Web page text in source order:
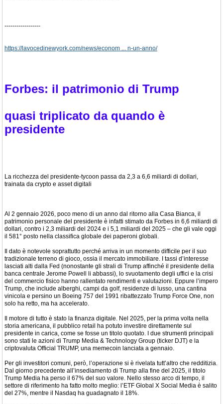
------------------
https://lavocedinewyork.com/news/econom ... n-un-anno/
Forbes: il patrimonio di Trump
quasi triplicato da quando è
presidente
La ricchezza del presidente-tycoon passa da 2,3 a 6,6 miliardi di dollari,
trainata da crypto e asset digitali
Al 2 gennaio 2026, poco meno di un anno dal ritorno alla Casa Bianca, il
patrimonio personale del presidente è infatti stimato da Forbes in 6,6 miliardi di
dollari, contro i 2,3 miliardi del 2024 e i 5,1 miliardi del 2025 – che gli vale oggi
il 581° posto nella classifica globale dei paperoni globali.
Il dato è notevole soprattutto perché arriva in un momento difficile per il suo
tradizionale terreno di gioco, ossia il mercato immobiliare. I tassi d’interesse
lasciati alti dalla Fed (nonostante gli strali di Trump affinché il presidente della
banca centrale Jerome Powell li abbassi), lo svuotamento degli uffici e la crisi
del commercio fisico hanno rallentato rendimenti e valutazioni. Eppure l’impero
Trump, che include alberghi, campi da golf, residenze di lusso, una cantina
vinicola e persino un Boeing 757 del 1991 ribattezzato Trump Force One, non
solo ha retto, ma ha accelerato.
Il motore di tutto è stato la finanza digitale. Nel 2025, per la prima volta nella
storia americana, il pubblico retail ha potuto investire direttamente sul
presidente in carica, come se fosse un titolo quotato. I due strumenti principali
sono stati le azioni di Trump Media & Technology Group (ticker DJT) e la
criptovaluta Official TRUMP, una memecoin lanciata a gennaio.
Per gli investitori comuni, però, l’operazione si è rivelata tutt’altro che redditizia.
Dal giorno precedente all’insediamento di Trump alla fine del 2025, il titolo
Trump Media ha perso il 67% del suo valore. Nello stesso arco di tempo, il
settore di riferimento ha fatto molto meglio: l’ETF Global X Social Media è salito
del 27%, mentre il Nasdaq ha guadagnato il 18%.